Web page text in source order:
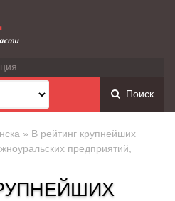
Поиск
» В рейтинг крупнейших
предприятий,